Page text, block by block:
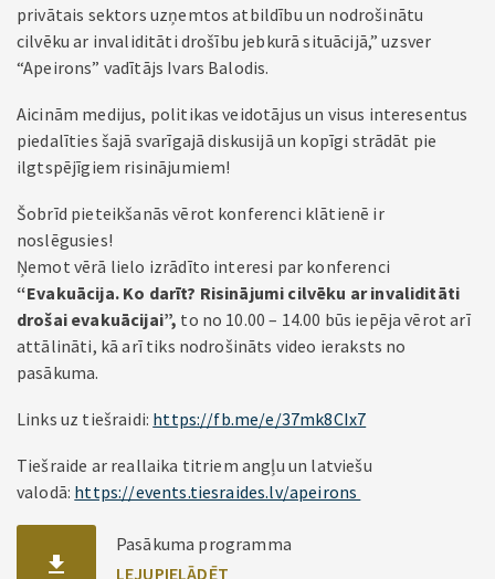
privātais sektors uzņemtos atbildību un nodrošinātu
cilvēku ar invaliditāti drošību jebkurā situācijā,” uzsver
“Apeirons” vadītājs Ivars Balodis.
Aicinām medijus, politikas veidotājus un visus interesentus
piedalīties šajā svarīgajā diskusijā un kopīgi strādāt pie
ilgtspējīgiem risinājumiem!
Šobrīd pieteikšanās vērot konferenci klātienē ir
noslēgusies!
Ņemot vērā lielo izrādīto interesi par konferenci
“Evakuācija. Ko darīt? Risinājumi cilvēku ar invaliditāti
drošai evakuācijai”, to no 10.00 – 14.00 būs iepēja vērot arī
attālināti, kā arī tiks nodrošināts video ieraksts no
pasākuma.
Links uz tiešraidi: https://fb.me/e/37mk8CIx7
Tiešraide ar reallaika titriem angļu un latviešu
valodā: https://events.tiesraides.lv/apeirons
Pasākuma programma